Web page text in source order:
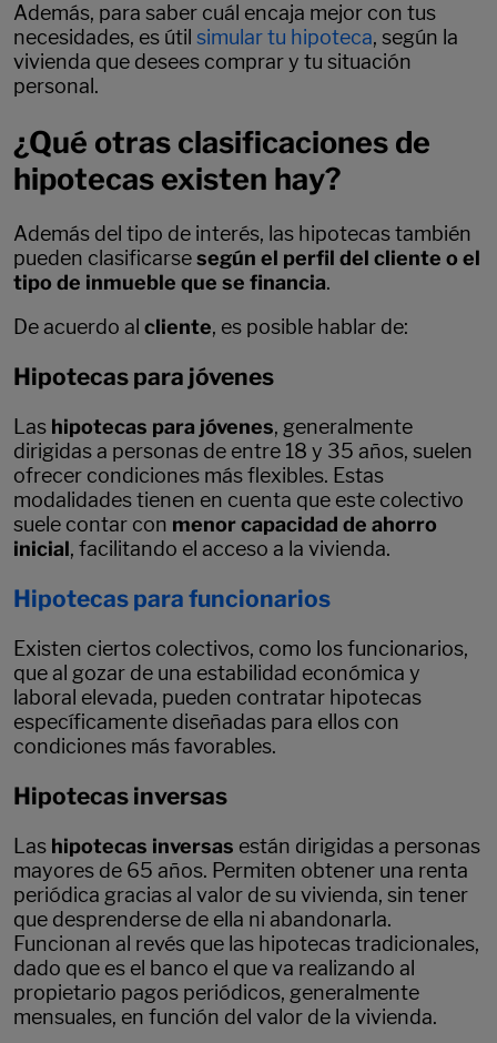
Además, para saber cuál encaja mejor con tus
necesidades, es útil simular tu hipoteca, según la
vivienda que desees comprar y tu situación
personal.
¿Qué otras clasificaciones de
hipotecas existen hay?
Además del tipo de interés, las hipotecas también
pueden clasificarsesegún el perfil del cliente o el
tipo de inmueble que se financia.
De acuerdo al cliente, es posible hablar de:
Hipotecas para jóvenes
Las hipotecas para jóvenes, generalmente
dirigidas a personas de entre 18 y 35 años, suelen
ofrecer condiciones más flexibles. Estas
modalidades tienen en cuenta que este colectivo
suele contar con menor capacidad de ahorro
inicial, facilitando el acceso a la vivienda.
Hipotecas para funcionarios
Existen ciertos colectivos, como los funcionarios,
que al gozar de una estabilidad económica y
laboral elevada, pueden contratar hipotecas
específicamente diseñadas para ellos con
condiciones más favorables.
Hipotecas inversas
Las hipotecas inversas están dirigidas a personas
mayores de 65 años. Permiten obtener una renta
periódica gracias al valor de su vivienda, sin tener
que desprenderse de ella ni abandonarla.
Funcionan al revés que las hipotecas tradicionales,
dado que es el banco el que va realizando al
propietario pagos periódicos, generalmente
mensuales, en función del valor de la vivienda.